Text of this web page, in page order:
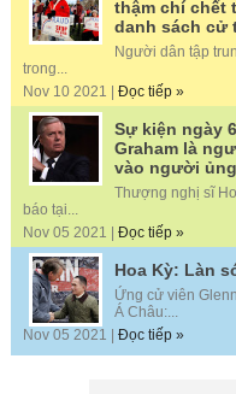
thậm chí chết
danh sách cử
Người dân tập
trong...
Nov 10 2021 | Đọc tiếp »
Sự kiện ngày
Graham là
vào người
Thượng nghị sĩ
báo tại...
Nov 05 2021 | Đọc tiếp »
Hoa Kỳ: Làn
Ứng cử viên
Á Châu:...
Nov 05 2021 | Đọc tiếp »